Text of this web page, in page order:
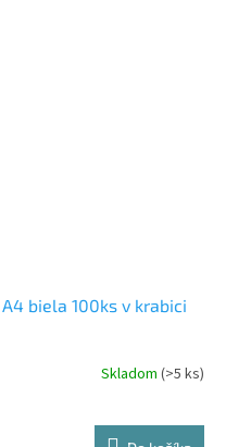
biela 100ks v krabici
Skladom(>5 ks)